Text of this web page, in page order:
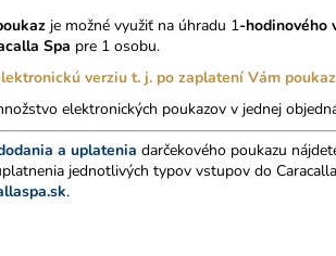
je možné využiť na úhradu 1-hodinového
Spa pre 1 osobu.
verziu t. j. po zaplatení Vám
elektronických poukazov v jednej
a uplatenia darčekového poukazu
jednotlivých typov vstupov do
.